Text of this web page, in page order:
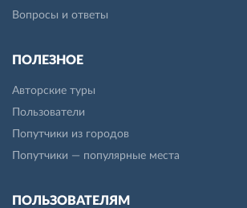
Вопросы и ответы
ПОЛЕЗНОЕ
Авторские туры
Пользователи
Попутчики из городов
Попутчики — популярные места
ПОЛЬЗОВАТЕЛЯМ